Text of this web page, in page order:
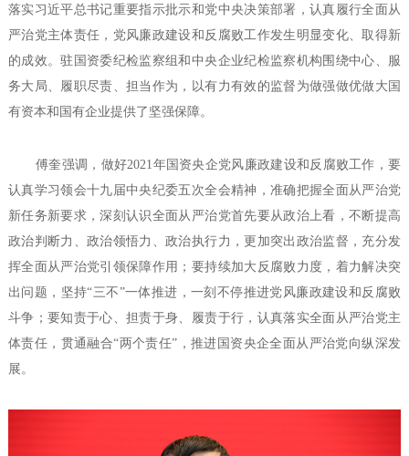
落实习近平总书记重要指示批示和党中央决策部署，认真履行全面从
严治党主体责任，党风廉政建设和反腐败工作发生明显变化、取得新
的成效。驻国资委纪检监察组和中央企业纪检监察机构围绕中心、服
务大局、履职尽责、担当作为，以有力有效的监督为做强做优做大国
有资本和国有企业提供了坚强保障。
傅奎强调，做好2021年国资央企党风廉政建设和反腐败工作，要
认真学习领会十九届中央纪委五次全会精神，准确把握全面从严治党
新任务新要求，深刻认识全面从严治党首先要从政治上看，不断提高
政治判断力、政治领悟力、政治执行力，更加突出政治监督，充分发
挥全面从严治党引领保障作用；要持续加大反腐败力度，着力解决突
出问题，坚持“三不”一体推进，一刻不停推进党风廉政建设和反腐败
斗争；要知责于心、担责于身、履责于行，认真落实全面从严治党主
体责任，贯通融合“两个责任”，推进国资央企全面从严治党向纵深发
展。